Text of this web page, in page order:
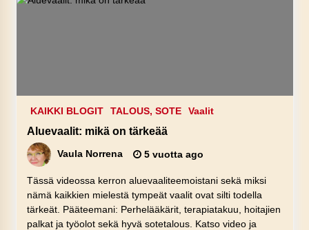
KAIKKI BLOGIT TALOUS, SOTE Vaalit
Aluevaalit: mikä on tärkeää
Vaula Norrena 5 vuotta ago
Tässä videossa kerron aluevaaliteemoistani sekä miksi
nämä kaikkien mielestä tympeät vaalit ovat silti todella
tärkeät. Pääteemani: Perhelääkärit, terapiatakuu, hoitajien
palkat ja työolot sekä hyvä sotetalous. Katso video ja